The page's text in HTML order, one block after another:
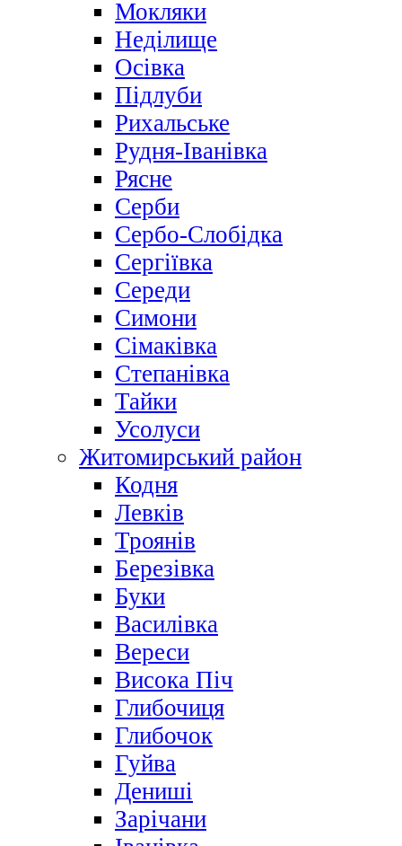
Мокляки
Неділище
Осівка
Підлуби
Рихальське
Рудня-Іванівка
Рясне
Серби
Сербо-Слобідка
Сергіївка
Середи
Симони
Сімаківка
Степанівка
Тайки
Усолуси
Житомирський район
Кодня
Левків
Троянів
Березівка
Буки
Василівка
Вереси
Висока Піч
Глибочиця
Глибочок
Гуйва
Дениші
Зарічани